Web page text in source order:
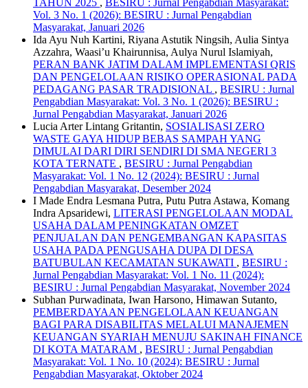
TAHUN 2025 , BESIRU : Jurnal Pengabdian Masyarakat:
Vol. 3 No. 1 (2026): BESIRU : Jurnal Pengabdian
Masyarakat, Januari 2026
Ida Ayu Nuh Kartini, Riyana Astutik Ningsih, Aulia Sintya
Azzahra, Waasi’u Khairunnisa, Aulya Nurul Islamiyah,
PERAN BANK JATIM DALAM IMPLEMENTASI QRIS
DAN PENGELOLAAN RISIKO OPERASIONAL PADA
PEDAGANG PASAR TRADISIONAL , BESIRU : Jurnal
Pengabdian Masyarakat: Vol. 3 No. 1 (2026): BESIRU :
Jurnal Pengabdian Masyarakat, Januari 2026
Lucia Arter Lintang Gritantin, SOSIALISASI ZERO
WASTE GAYA HIDUP BEBAS SAMPAH YANG
DIMULAI DARI DIRI SENDIRI DI SMA NEGERI 3
KOTA TERNATE , BESIRU : Jurnal Pengabdian
Masyarakat: Vol. 1 No. 12 (2024): BESIRU : Jurnal
Pengabdian Masyarakat, Desember 2024
I Made Endra Lesmana Putra, Putu Putra Astawa, Komang
Indra Apsaridewi, LITERASI PENGELOLAAN MODAL
USAHA DALAM PENINGKATAN OMZET
PENJUALAN DAN PENGEMBANGAN KAPASITAS
USAHA PADA PENGUSAHA DUPA DI DESA
BATUBULAN KECAMATAN SUKAWATI , BESIRU :
Jurnal Pengabdian Masyarakat: Vol. 1 No. 11 (2024):
BESIRU : Jurnal Pengabdian Masyarakat, November 2024
Subhan Purwadinata, Iwan Harsono, Himawan Sutanto,
PEMBERDAYAAN PENGELOLAAN KEUANGAN
BAGI PARA DISABILITAS MELALUI MANAJEMEN
KEUANGAN SYARIAH MENUJU SAKINAH FINANCE
DI KOTA MATARAM , BESIRU : Jurnal Pengabdian
Masyarakat: Vol. 1 No. 10 (2024): BESIRU : Jurnal
Pengabdian Masyarakat, Oktober 2024